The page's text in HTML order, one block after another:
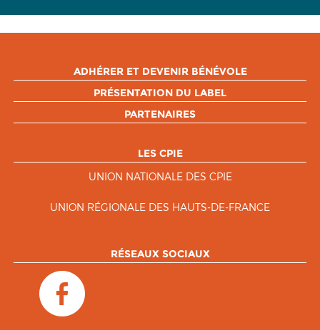
ADHÉRER ET DEVENIR BÉNÉVOLE
PRÉSENTATION DU LABEL
PARTENAIRES
LES CPIE
UNION NATIONALE DES CPIE
UNION RÉGIONALE DES HAUTS-DE-FRANCE
RÉSEAUX SOCIAUX